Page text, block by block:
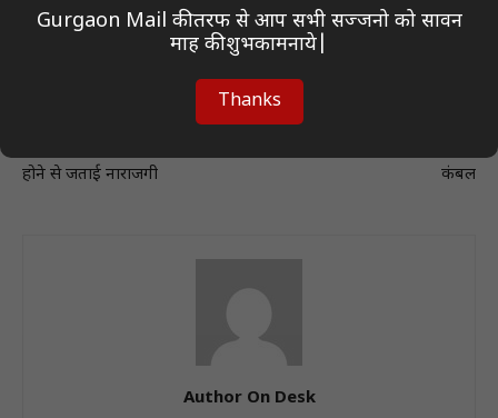
बार्सिलोना के कोच फ्लिक ने ओल्मो
होने से जताई नाराजगी
बालकृष्ण झा की पुण्य स्मृति में सांसद
कंबल
Author On Desk
Gurgaon Mail की तरफ से आप सभी सज्जनो को सावन
माह की शुभकामनाये|
Thanks